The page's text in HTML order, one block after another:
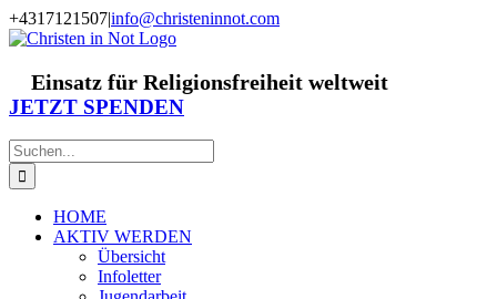
Zum
Inhalt
+4317121507|info@christeninnot.com
Facebook
Instagram
X
Spenden
Newsletter
Einsatz für Religionsfreiheit weltweit
JETZT SPENDEN
Suche
nach:
HOME
AKTIV WERDEN
Übersicht
Infoletter